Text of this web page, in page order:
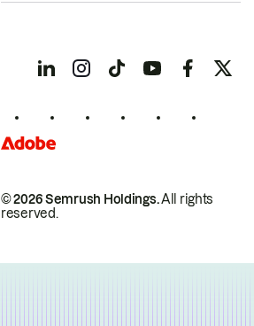
© 2026 Semrush Holdings.All rights
reserved.